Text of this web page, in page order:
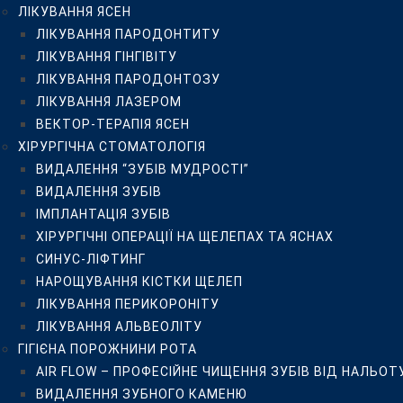
СИНУС-ЛІФТИНГ
НАРОЩУВАННЯ КІСТКИ ЩЕЛЕП
ЛІКУВАННЯ ПЕРИКОРОНІТУ
ЛІКУВАННЯ АЛЬВЕОЛІТУ
ГІГІЄНА ПОРОЖНИНИ РОТА
AIR FLOW – ПРОФЕСІЙНЕ ЧИЩЕННЯ ЗУБІВ ВІД
ВИДАЛЕННЯ ЗУБНОГО КАМЕНЮ
ДІАГНОСТИКА ЗУБІВ DIAGNODENT KAVO
ОЗОНОТЕРАПІЯ HEALOZONE
ДИТЯЧА СТОМАТОЛОГІЯ
БЕЗБОЛІСНЕ ВИДАЛЕННЯ МОЛОЧНИХ ЗУБІВ
ЗОВНІШНЯ ГЕРМЕТИЗАЦІЯ ФІСУР ПОСТІЙНИХ І
ЛІКУВАННЯ МОЛОЧНИХ ЗУБІВ БЕЗ БОЛЮ
ДИТЯЧИЙ ОРТОДОНТ
ОРТОДОНТИЧНЕ ЛІКУВАННЯ
ВСТАНОВЛЕННЯ БРЕКЕТІВ В КИЄВІ
МЕТАЛЕВІ БРЕКЕТИ
КЕРАМІЧНІ БРЕКЕТИ
ЛІКУВАННЯ ЯСЕН
ЛІКУВАННЯ ПАРОДОНТИТУ
ЛІКУВАННЯ ГІНГІВІТУ
ЛІКУВАННЯ ПАРОДОНТОЗУ
ЛІКУВАННЯ ЛАЗЕРОМ
ВЕКТОР-ТЕРАПІЯ ЯСЕН
ХІРУРГІЧНА СТОМАТОЛОГІЯ
ВИДАЛЕННЯ “ЗУБІВ МУДРОСТІ”
ВИДАЛЕННЯ ЗУБІВ
ІМПЛАНТАЦІЯ ЗУБІВ
ХІРУРГІЧНІ ОПЕРАЦІЇ НА ЩЕЛЕПАХ ТА ЯСНАХ
СИНУС-ЛІФТИНГ
НАРОЩУВАННЯ КІСТКИ ЩЕЛЕП
ЛІКУВАННЯ ПЕРИКОРОНІТУ
ЛІКУВАННЯ АЛЬВЕОЛІТУ
ГІГІЄНА ПОРОЖНИНИ РОТА
AIR FLOW – ПРОФЕСІЙНЕ ЧИЩЕННЯ ЗУБІВ ВІД
ВИДАЛЕННЯ ЗУБНОГО КАМЕНЮ